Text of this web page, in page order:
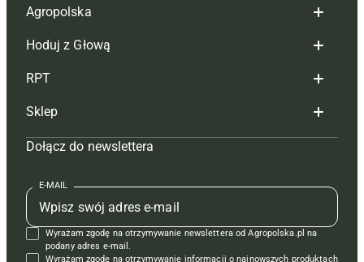
Agropolska
Redakcja
Reklama
Tagi
Mapa serwisu
Kontakt
Regulamin
Polityka prywatności
Hoduj z Głową
Hoduj z głową bydło
Hoduj z głową świnie
Prenumerata
Redakcja
Kontakt
Reklama
RPT
Redakcja
Prenumerata
Reklama
Kontakt
Krzyżówki
Sklep
Czasopisma i prenumerata
Książki
Regulamin
Dołącz do newslettera
E-MAIL
Wyrażam zgodę na otrzymywanie newslettera od Agropolska.pl na
podany adres e-mail.
Wyrażam zgodę na otrzymywanie informacji o najnowszych produktach